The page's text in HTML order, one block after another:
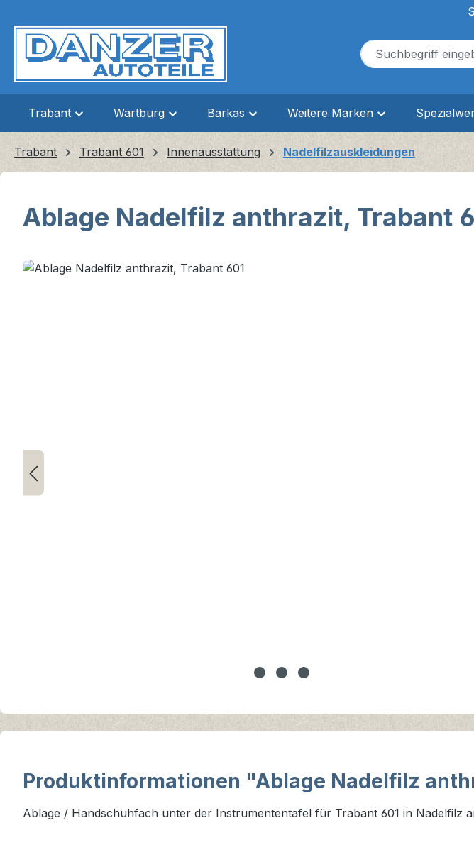
Trabant Wartburg Barkas Weitere Marken
Trabant Trabant 601 Innenausstattung Nadelfilzauskleidungen
Ablage Nadelfilz anthrazit, Trabant
Bildergalerie überspringen
Produktinformationen "Ablage Nadelfilz
Ablage / Handschuhfach unter der Instrumententafel für Trabant 601 in Nadelfilz